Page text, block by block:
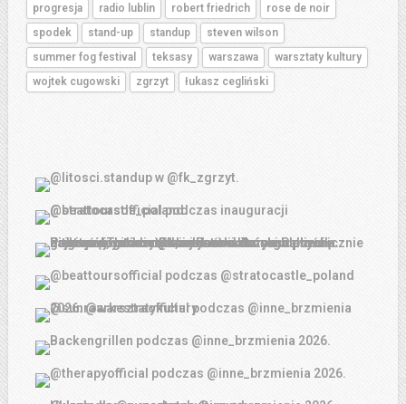
progresja
radio lublin robert friedrich
rose de noir
spodek
stand-up standup
steven wilson
summer fog festival
teksasy warszawa
warsztaty kultury
wojtek cugowski
zgrzyt łukasz cegliński